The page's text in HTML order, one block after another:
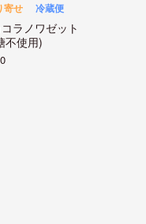
寄せ 冷蔵便
ラノワゼット
不使用)